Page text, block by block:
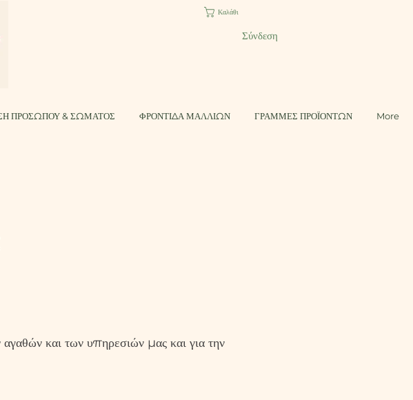
Καλάθι
Σύνδεση
ΠΡΟΣΩΠΟΥ & ΣΩΜΑΤΟΣ ΦΡΟΝΤΙΔΑ ΜΑΛΛΙΩΝ ΓΡΑΜΜΕΣ ΠΡΟΪΟΝΤΩΝ More
και των υπηρεσιών μας και για την